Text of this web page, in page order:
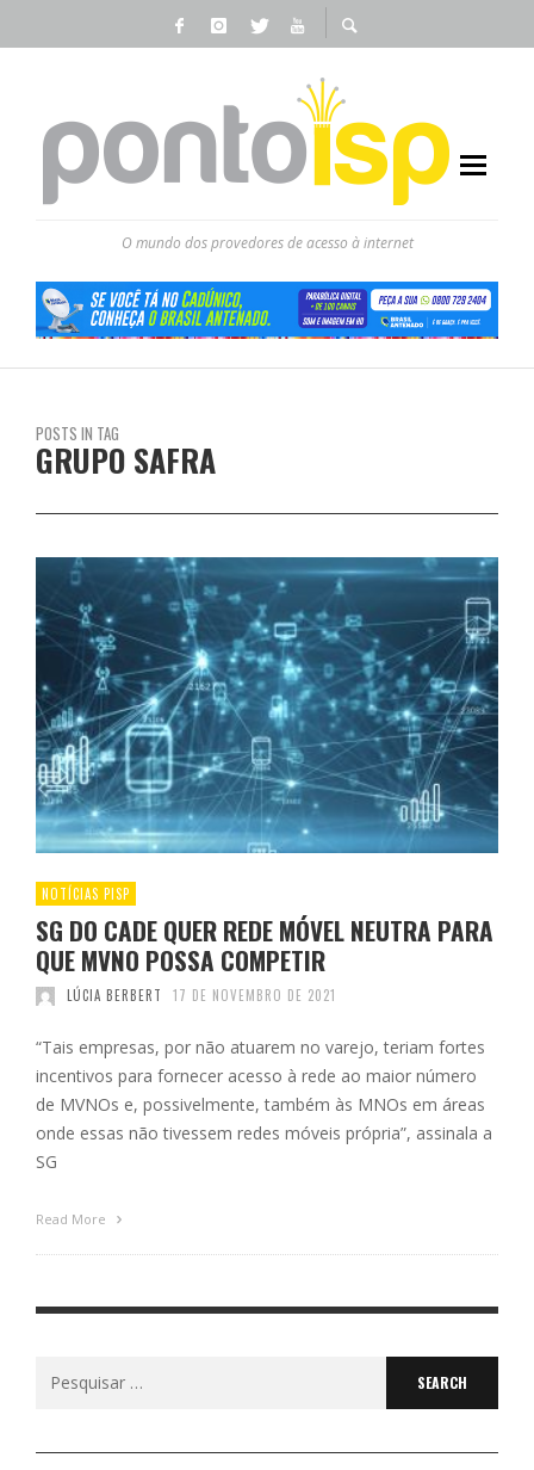
O mundo dos provedores de acesso à internet
POSTS IN TAG
GRUPO SAFRA
NOTÍCIAS PISP
SG DO CADE QUER REDE MÓVEL NEUTRA PARA
QUE MVNO POSSA COMPETIR
LÚCIA BERBERT 17 DE NOVEMBRO DE 2021
“Tais empresas, por não atuarem no varejo, teriam fortes
incentivos para fornecer acesso à rede ao maior número
de MVNOs e, possivelmente, também às MNOs em áreas
onde essas não tivessem redes móveis própria”, assinala a
SG
Read More